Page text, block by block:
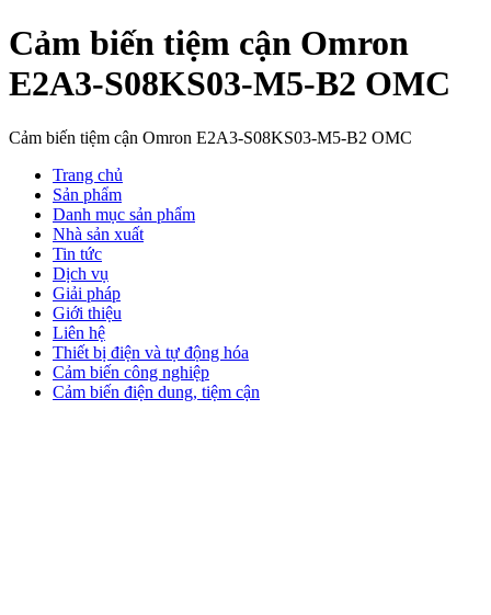
Cảm biến tiệm cận Omron
E2A3-S08KS03-M5-B2 OMC
Cảm biến tiệm cận Omron E2A3-S08KS03-M5-B2 OMC
Trang chủ
Sản phẩm
Danh mục sản phẩm
Nhà sản xuất
Tin tức
Dịch vụ
Giải pháp
Giới thiệu
Liên hệ
Thiết bị điện và tự động hóa
Cảm biến công nghiệp
Cảm biến điện dung, tiệm cận